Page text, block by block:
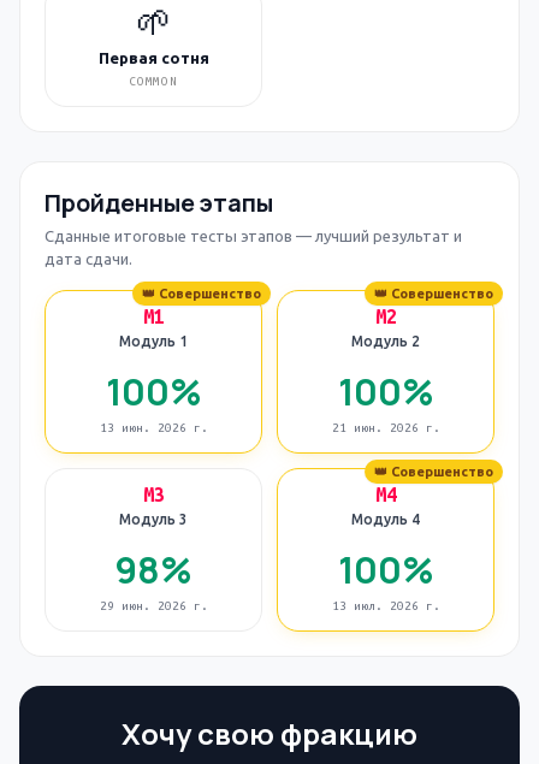
🌱
Первая сотня
COMMON
Пройденные этапы
Сданные итоговые тесты этапов — лучший результат и
дата сдачи.
M1
Модуль 1
100%
13 июн. 2026 г.
👑 Совершенство
M2
Модуль 2
100%
21 июн. 2026 г.
👑 Совершенство
M3
Модуль 3
98%
29 июн. 2026 г.
M4
Модуль 4
100%
13 июл. 2026 г.
👑 Совершенство
Хочу свою фракцию